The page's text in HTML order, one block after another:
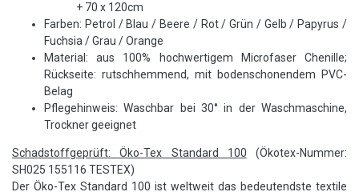
+ 70 x 120cm
Farben: Petrol / Blau / Beere / Rot / Grün / Gelb / Papyrus /
Fuchsia / Grau / Orange
Material: aus 100% hochwertigem Microfaser Chenille;
Rückseite: rutschhemmend, mit bodenschonendem PVC-
Belag
Pflegehinweis: Waschbar bei 30° in der Waschmaschine,
Trockner geeignet
Schadstoffgeprüft: Öko-Tex Standard 100 (Ökotex-Nummer:
SH025 155116 TESTEX)
Der Öko-Tex Standard 100 ist weltweit das bedeutendste textile